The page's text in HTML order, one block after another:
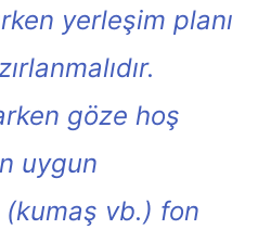
yerleşim planı
göze hoş
uygun
vb.) fon